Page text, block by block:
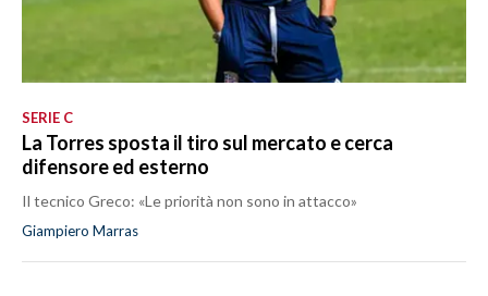
SERIE C
La Torres sposta il tiro sul mercato e cerca
difensore ed esterno
Il tecnico Greco: «Le priorità non sono in attacco»
Giampiero Marras